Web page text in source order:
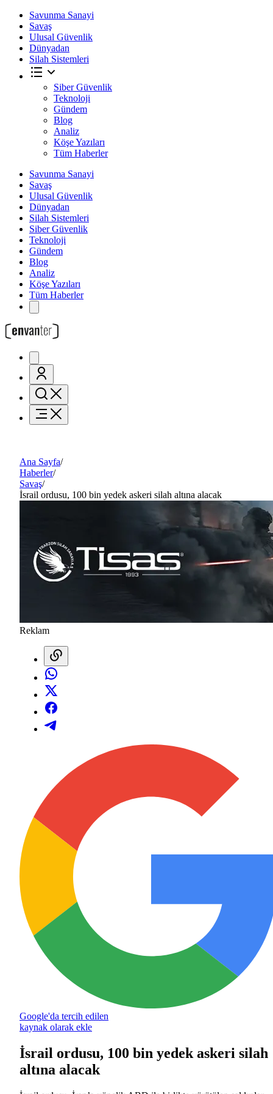
Savunma Sanayi
Savaş
Ulusal Güvenlik
Dünyadan
Silah Sistemleri
Siber Güvenlik
Teknoloji
Gündem
Blog
Analiz
Köşe Yazıları
Tüm Haberler
Savunma Sanayi
Savaş
Ulusal Güvenlik
Dünyadan
Silah Sistemleri
Siber Güvenlik
Teknoloji
Gündem
Blog
Analiz
Köşe Yazıları
Tüm Haberler
Ana Sayfa/
Haberler/
Savaş/
İsrail ordusu, 100 bin yedek askeri silah altına alacak
Reklam
Google'da tercih edilen
kaynak olarak ekle
İsrail ordusu, 100 bin yedek askeri silah
altına alacak